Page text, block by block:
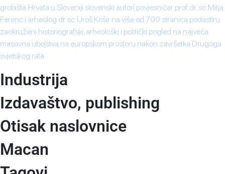
grobišta Hrvata u Sloveniji slovenski autori povjesničar prof. dr. sc. Mitja
Ferenc i arheolog dr. sc. Uroš Košir na više od 700 stranica podastiru
zaokruženi historiografski, arheološki i politički pogled na najveća
masovna ubojstva na europskom prostoru nakon završetka Drugoga
svjetskog rata.
Industrija
Izdavaštvo, publishing
Otisak naslovnice
Macan